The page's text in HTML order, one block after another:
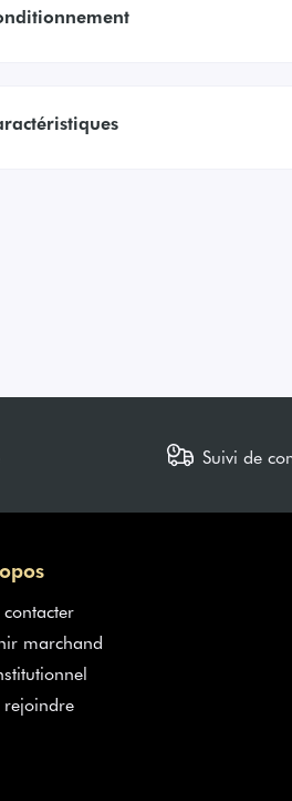
Suivi de
marchand
rejoindre